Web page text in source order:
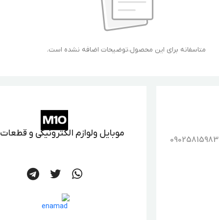
متاسفانه برای این محصول،توضیحات اضافه نشده است.
09025815983
موبایل ولوازم الکترونیکی و قطعات M10